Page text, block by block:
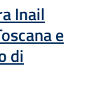
Inail
e
di